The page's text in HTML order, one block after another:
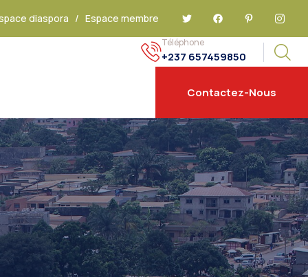
diaspora / Espace membre
Téléphone
+237 657459850
Contactez-Nous